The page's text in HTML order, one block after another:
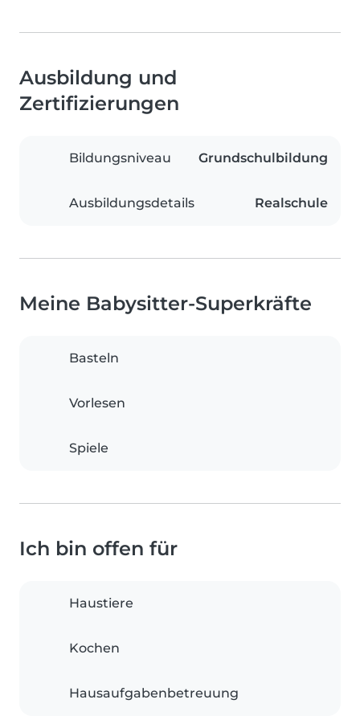
Ausbildung und
Zertifizierungen
Bildungsniveau Grundschulbildung
Ausbildungsdetails Realschule
Meine Babysitter-Superkräfte
Basteln
Vorlesen
Spiele
Ich bin offen für
Haustiere
Kochen
Hausaufgabenbetreuung